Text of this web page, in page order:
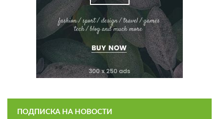
ПОДПИСКА НА НОВОСТИ